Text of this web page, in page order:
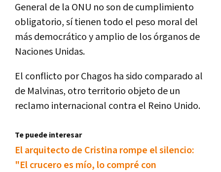
General de la ONU no son de cumplimiento
obligatorio, sí tienen todo el peso moral del
más democrático y amplio de los órganos de
Naciones Unidas.
El conflicto por Chagos ha sido comparado al
de Malvinas, otro territorio objeto de un
reclamo internacional contra el Reino Unido.
Te puede interesar
El arquitecto de Cristina rompe el silencio:
"El crucero es mío, lo compré con